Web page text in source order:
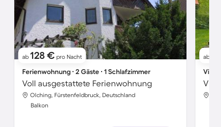
ab 128 € pro Nacht
Ferienwohnung ∙ 2 Gäste ∙ 1 Schlafzimmer
Voll ausgestattete Ferienwohnung
Olching, Fürstenfeldbruck, Deutschland
Balkon
ab
Villa